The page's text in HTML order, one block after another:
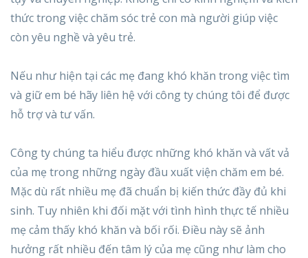
thức trong việc chăm sóc trẻ con mà người giúp việc
còn yêu nghề và yêu trẻ.
Nếu như hiện tại các mẹ đang khó khăn trong việc tìm
và giữ em bé hãy liên hệ với công ty chúng tôi để được
hỗ trợ và tư vấn.
Công ty chúng ta hiểu được những khó khăn và vất vả
của mẹ trong những ngày đầu xuất viện chăm em bé.
Mặc dù rất nhiều mẹ đã chuẩn bị kiến thức đầy đủ khi
sinh. Tuy nhiên khi đối mặt với tình hình thực tế nhiều
mẹ cảm thấy khó khăn và bối rối. Điều này sẽ ảnh
hưởng rất nhiều đến tâm lý của mẹ cũng như làm cho